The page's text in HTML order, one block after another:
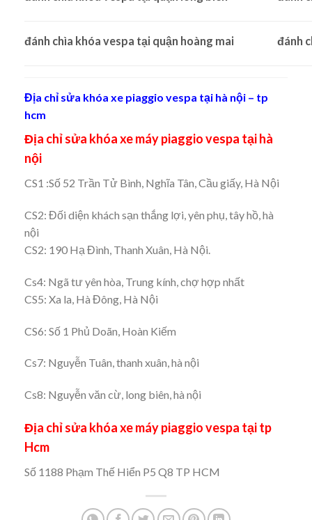
đánh chìa khóa vespa tại quận hoàng mai đánh
Địa chỉ sửa khóa xe piaggio vespa tại hà nội – tp
hcm
Địa chỉ sửa khóa xe máypiaggio vespa tại hà
nội
CS1 :Số 52 Trần Tử Bình, Nghĩa Tân, Cầu giấy, Hà Nội
CS2: Đối diện khách sạn thắng lợi, yên phụ, tây hồ, hà
nội
CS2: 190 Hạ Đình, Thanh Xuân, Hà Nội.
Cs4: Ngã tư yên hòa, Trung kính, chợ hợp nhất
CS5: Xa la, Hà Đông, Hà Nội
CS6: Số 1 Phủ Doãn, Hoàn Kiếm
Cs7: Nguyễn Tuân, thanh xuân, hà nội
Cs8: Nguyễn văn cừ, long biên, hà nội
Địa chỉ sửa khóa xe máypiaggio vespa tại tp
Hcm
Số 1188 Phạm Thế Hiển P5 Q8 TP HCM